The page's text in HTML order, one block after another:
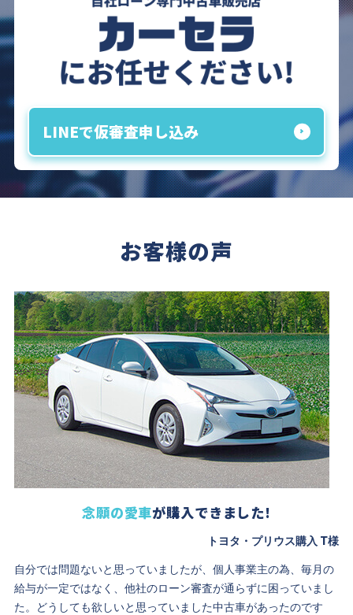
LINEで仮審査申し込み
お客様の声
念願の愛車が購入できました!
トヨタ・プリウス購入 T様
自分では問題ないと思っていましたが、個人事業主の為、毎月の
給与が一定ではなく、他社のローン審査が通らずに困っていまし
た。どうしても欲しいと思っていました中古車があったのです